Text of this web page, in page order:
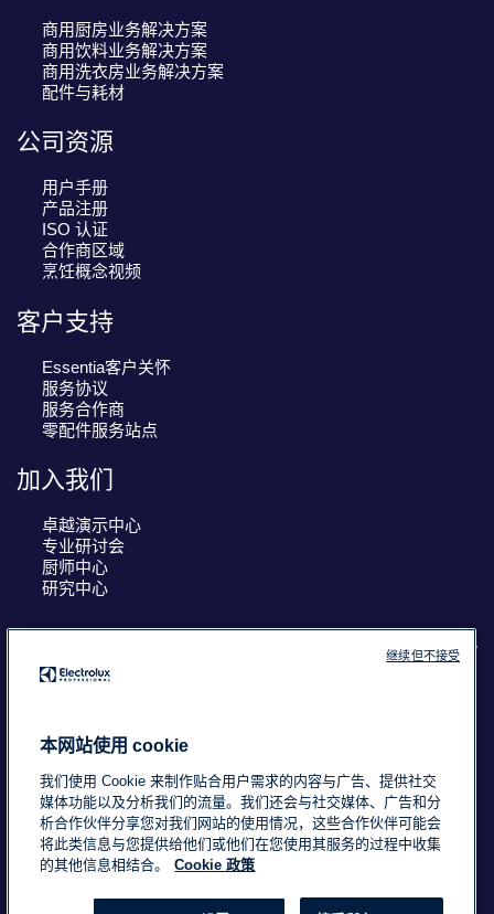
商用厨房业务解决方案
商用饮料业务解决方案
商用洗衣房业务解决方案
配件与耗材
公司资源
用户手册
产品注册
ISO 认证
合作商区域
烹饪概念视频
客户支持
Essentia客户关怀
服务协议
服务合作商
零配件服务站点
加入我们
卓越演示中心
专业研讨会
厨师中心
研究中心
您的选择： 中国
浙ICP备18015725号-2
Data Privacy Statement
Cookie Policy
条款与条件
本网站使用 cookie
我们使用 Cookie 来制作贴合用户需求的内容与广告、提供社交
媒体功能以及分析我们的流量。我们还会与社交媒体、广告和分
析合作伙伴分享您对我们网站的使用情况，这些合作伙伴可能会
将此类信息与您提供给他们或他们在您使用其服务的过程中收集
的其他信息相结合。
Cookie 政策
继续但不接受